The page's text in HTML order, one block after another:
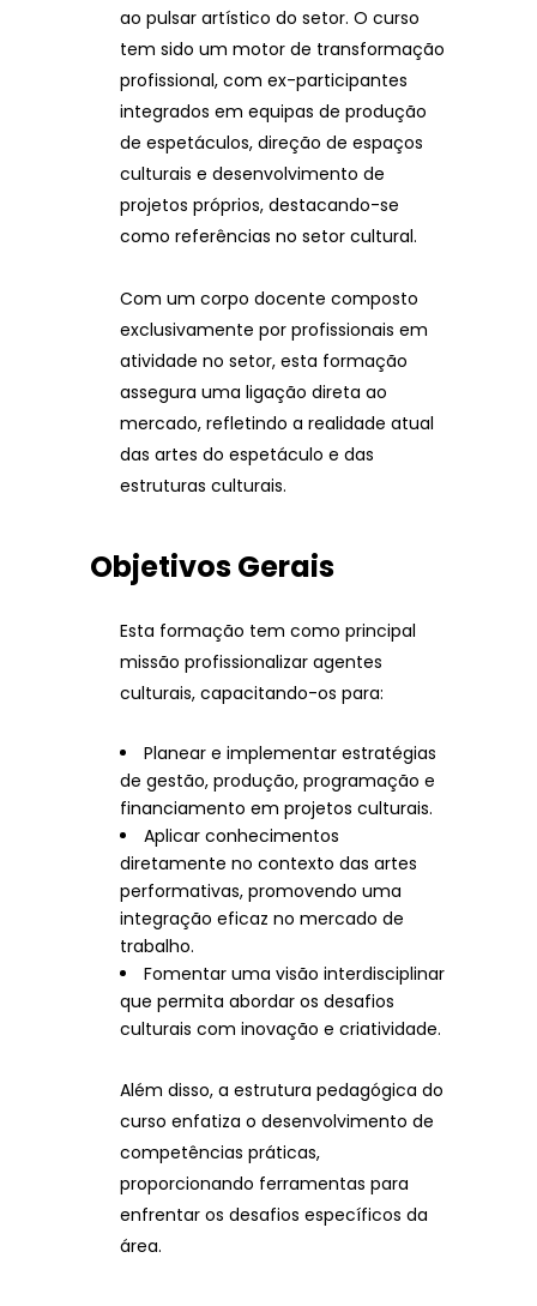
ao pulsar artístico do setor. O curso
tem sido um motor de transformação
profissional, com ex-participantes
integrados em equipas de produção
de espetáculos, direção de espaços
culturais e desenvolvimento de
projetos próprios, destacando-se
como referências no setor cultural.
Com um corpo docente composto
exclusivamente por profissionais em
atividade no setor, esta formação
assegura uma ligação direta ao
mercado, refletindo a realidade atual
das artes do espetáculo e das
estruturas culturais.
Objetivos Gerais
Esta formação tem como principal
missão profissionalizar agentes
culturais, capacitando-os para:
Planear e implementar estratégias
de gestão, produção, programação e
financiamento em projetos culturais.
Aplicar conhecimentos
diretamente no contexto das artes
performativas, promovendo uma
integração eficaz no mercado de
trabalho.
Fomentar uma visão interdisciplinar
que permita abordar os desafios
culturais com inovação e criatividade.
Além disso, a estrutura pedagógica do
curso enfatiza o desenvolvimento de
competências práticas,
proporcionando ferramentas para
enfrentar os desafios específicos da
área.